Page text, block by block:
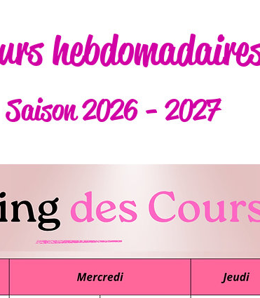
Saison 2026 - 2027